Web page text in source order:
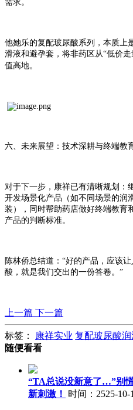
需求。
他她乐的复配玻尿酸系列，本质上
滑液和避孕套，将非药区从“低价
值高地。
六、未来展望：技术深耕与终端教
对于下一步，康祥已有清晰规划：
开发场景化产品（如不同场景的润
装），同时帮助药店做好终端教育
产品的判断标准。
陈林侨总结道： “好的产品，应该
酸，就是我们交出的一份答卷。”
上一篇 下一篇
标签： 康祥实业 复配玻尿酸润
随便看看
“TA总说没新意了…”别
新刺激！
时间：2525-10-